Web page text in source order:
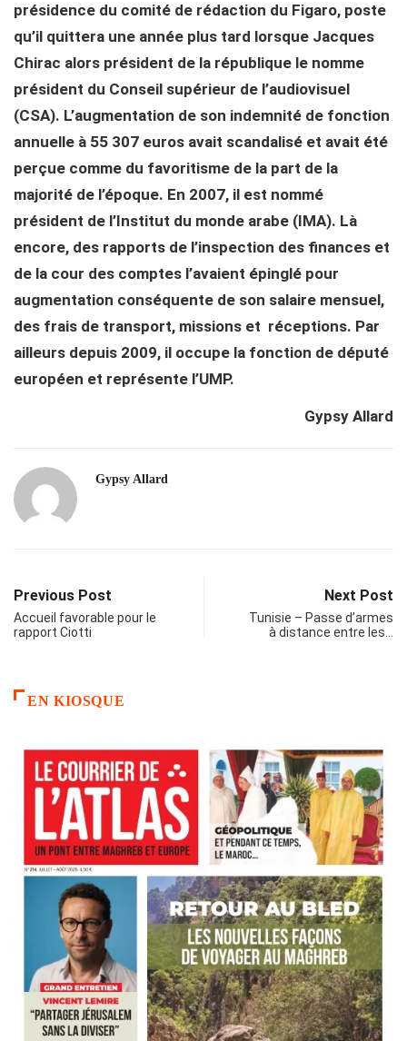
présidence du comité de rédaction du Figaro, poste
qu’il quittera une année plus tard lorsque Jacques
Chirac alors président de la république le nomme
président du Conseil supérieur de l’audiovisuel
(CSA). L’augmentation de son indemnité de fonction
annuelle à 55 307 euros avait scandalisé et avait été
perçue comme du favoritisme de la part de la
majorité de l’époque. En 2007, il est nommé
président de l’Institut du monde arabe (IMA). Là
encore, des rapports de l’inspection des finances et
de la cour des comptes l’avaient épinglé pour
augmentation conséquente de son salaire mensuel,
des frais de transport, missions et réceptions. Par
ailleurs depuis 2009, il occupe la fonction de député
européen et représente l’UMP.
Gypsy Allard
Gypsy Allard
Previous Post
Accueil favorable pour le
rapport Ciotti
Next Post
Tunisie – Passe d’armes
à distance entre les…
EN KIOSQUE